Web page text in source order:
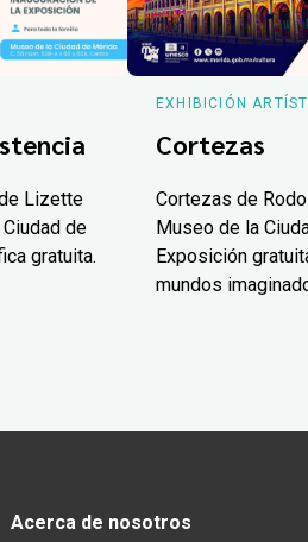
Lizette
de
gratuita.
EXHIBICIÓN
Cortezas
Cortezas de
Museo de la
Exposición
mundos
Acerca de nosotros